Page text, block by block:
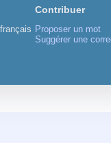
Contribuer
Proposer un mot
Suggérer une